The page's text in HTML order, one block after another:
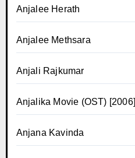
Anjalee Herath
Anjalee Methsara
Anjali Rajkumar
Anjalika Movie (OST) [2006]
Anjana Kavinda